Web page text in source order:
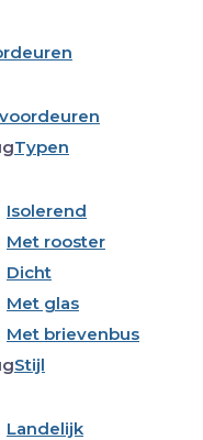
Typen
Isolerend
Met rooster
Dicht
Met glas
Met brievenbus
Stijl
Landelijk